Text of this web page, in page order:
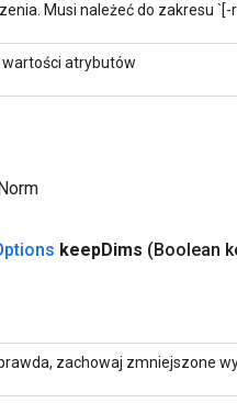
Musi należeć do zakresu
atrybutów
keepDims (Boolean
zachowaj zmniejszone